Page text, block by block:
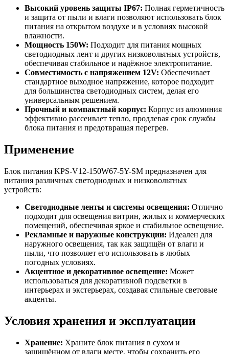
Высокий уровень защиты IP67: Полная герметичность
и защита от пыли и влаги позволяют использовать блок
питания на открытом воздухе и в условиях высокой
влажности.
Мощность 150W: Подходит для питания мощных
светодиодных лент и других низковольтных устройств,
обеспечивая стабильное и надёжное электропитание.
Совместимость с напряжением 12V: Обеспечивает
стандартное выходное напряжение, которое подходит
для большинства светодиодных систем, делая его
универсальным решением.
Прочный и компактный корпус: Корпус из алюминия
эффективно рассеивает тепло, продлевая срок службы
блока питания и предотвращая перегрев.
Применение
Блок питания KPS-V12-150W67-5Y-SM предназначен для
питания различных светодиодных и низковольтных
устройств:
Светодиодные ленты и системы освещения: Отлично
подходит для освещения витрин, жилых и коммерческих
помещений, обеспечивая яркое и стабильное освещение.
Рекламные и наружные конструкции: Идеален для
наружного освещения, так как защищён от влаги и
пыли, что позволяет его использовать в любых
погодных условиях.
Акцентное и декоративное освещение: Может
использоваться для декоративной подсветки в
интерьерах и экстерьерах, создавая стильные световые
акценты.
Условия хранения и эксплуатации
Хранение: Храните блок питания в сухом и
защищённом от влаги месте, чтобы сохранить его